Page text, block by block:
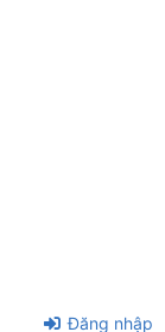
Đăng nhập